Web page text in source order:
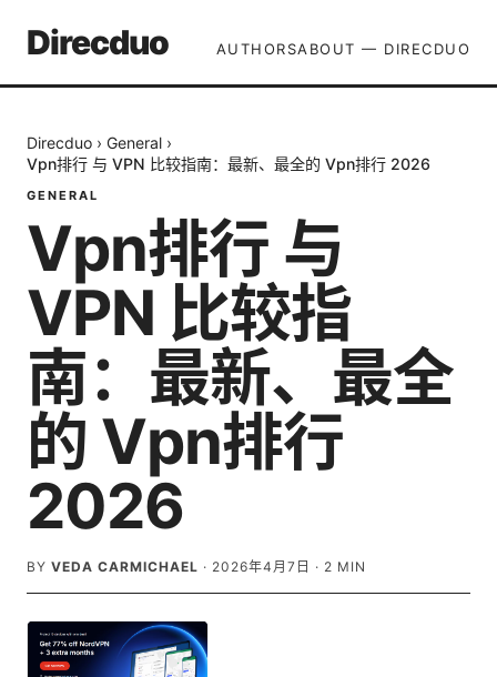
Direcduo AUTHORSABOUT — DIRECDUO
Direcduo › General ›
Vpn排行 与 VPN 比较指南：最新、最全的 Vpn排行 2026
GENERAL
Vpn排行 与
VPN 比较指
南：最新、最全
的 Vpn排行
2026
BY VEDA CARMICHAEL · 2026年4月7日 · 2 MIN